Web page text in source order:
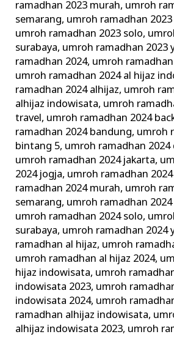
ramadhan 2023 murah, umroh
semarang, umroh ramadhan
umroh ramadhan 2023 solo,
surabaya, umroh ramadhan 2023
ramadhan 2024, umroh
umroh ramadhan 2024 al hijaz
ramadhan 2024 alhijaz, umroh
alhijaz indowisata, umroh
travel, umroh ramadhan 2024
ramadhan 2024 bandung, umroh
bintang 5, umroh ramadhan 2024
umroh ramadhan 2024 jakarta,
2024 jogja, umroh ramadhan
ramadhan 2024 murah, umroh
semarang, umroh ramadhan
umroh ramadhan 2024 solo,
surabaya, umroh ramadhan 2024
ramadhan al hijaz, umroh
umroh ramadhan al hijaz 2024,
hijaz indowisata, umroh
indowisata 2023, umroh
indowisata 2024, umroh
ramadhan alhijaz indowisata,
alhijaz indowisata 2023, umroh